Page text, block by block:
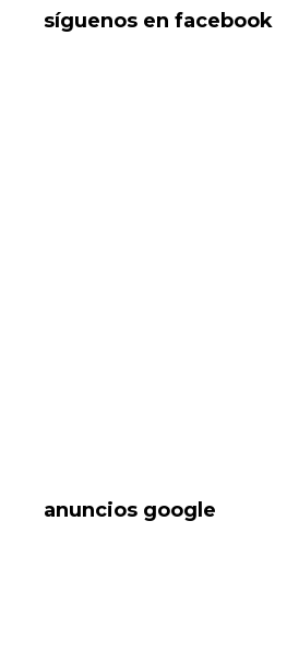
síguenos en facebook
anuncios google